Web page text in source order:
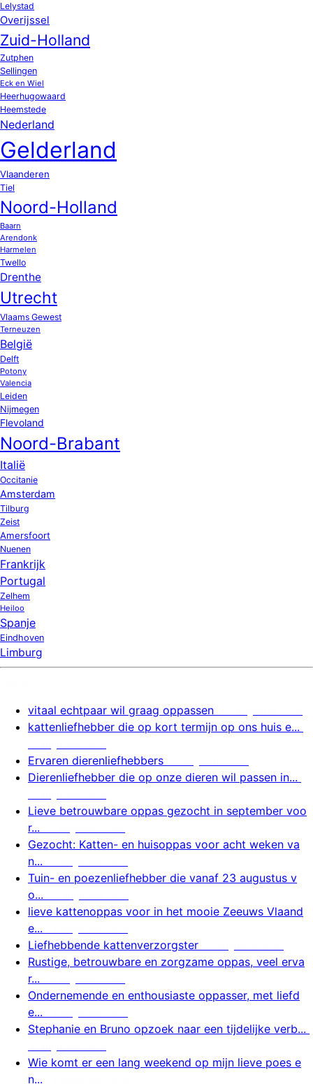
Lelystad
Overijssel
Zuid-Holland
Zutphen
Sellingen
Eck en Wiel
Heerhugowaard
Heemstede
Nederland
Gelderland
Vlaanderen
Tiel
Noord-Holland
Baarn
Arendonk
Harmelen
Twello
Drenthe
Utrecht
Vlaams Gewest
Terneuzen
België
Delft
Potony
Valencia
Leiden
Nijmegen
Flevoland
Noord-Brabant
Italië
Occitanie
Amsterdam
Tilburg
Zeist
Amersfoort
Nuenen
Frankrijk
Portugal
Zelhem
Heiloo
Spanje
Eindhoven
Limburg
vitaal echtpaar wil graag oppassen
kattenliefhebber die op kort termijn op ons huis e...
Ervaren dierenliefhebbers
Dierenliefhebber die op onze dieren wil passen in...
Lieve betrouwbare oppas gezocht in september voo
r...
Gezocht: Katten- en huisoppas voor acht weken va
n...
Tuin- en poezenliefhebber die vanaf 23 augustus v
o...
lieve kattenoppas voor in het mooie Zeeuws Vlaand
e...
Liefhebbende kattenverzorgster
Rustige, betrouwbare en zorgzame oppas, veel erva
r...
Ondernemende en enthousiaste oppasser, met liefd
e...
Stephanie en Bruno opzoek naar een tijdelijke verb...
Wie komt er een lang weekend op mijn lieve poes e
n...